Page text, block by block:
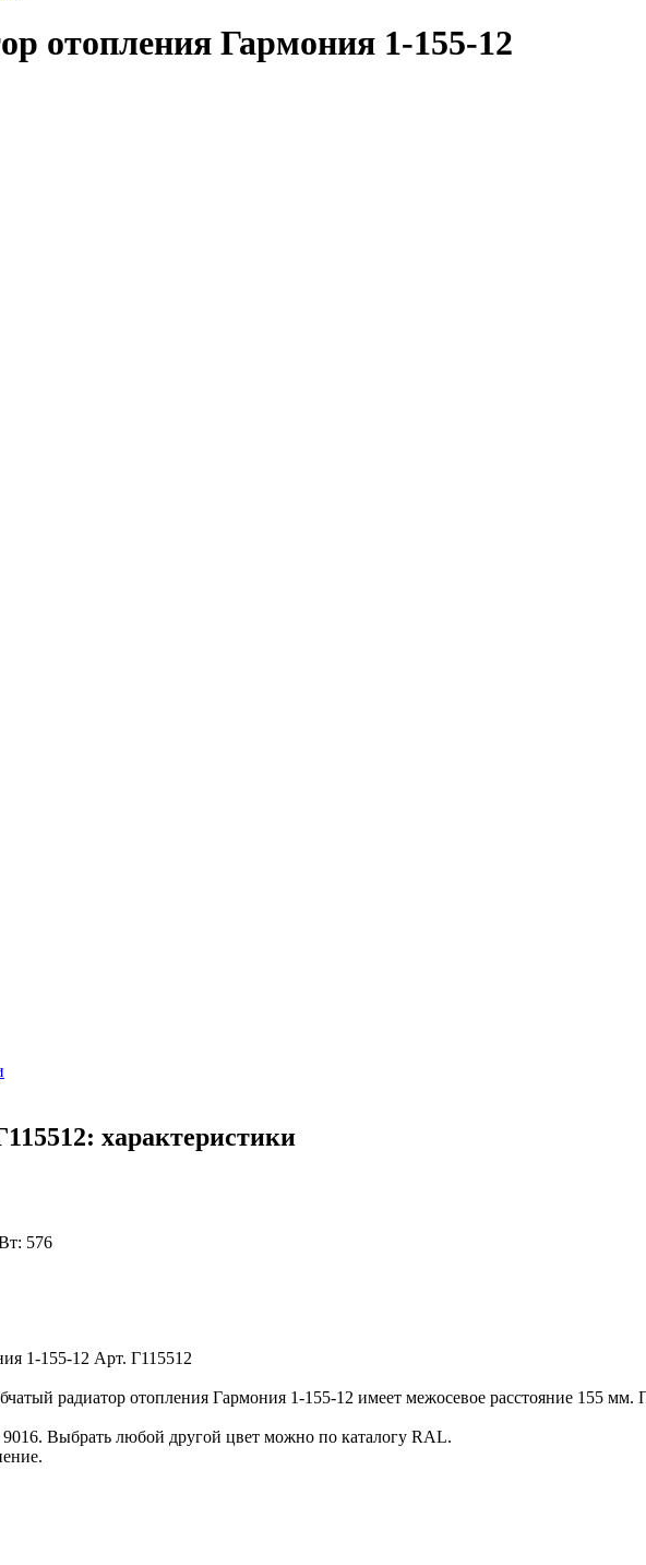
отопления Гармония 1-155-12
характеристики
576
1-155-12 Арт. Г115512
радиатор отопления Гармония 1-155-12 имеет межосевое расстояние 155 мм.
Выбрать любой другой цвет можно по каталогу RAL.